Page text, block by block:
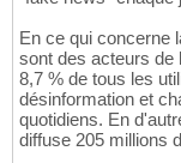
En ce qui concerne
sont des acteurs de
8,7 % de tous les
désinformation et
quotidiens. En
diffuse 205 millions